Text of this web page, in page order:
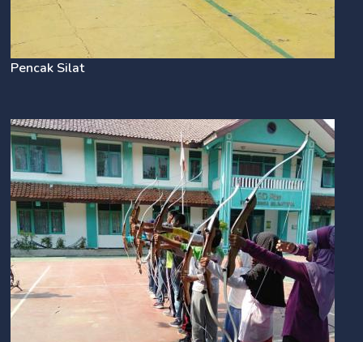
Pencak Silat